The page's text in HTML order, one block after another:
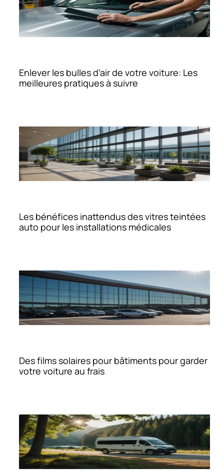
Enlever les bulles d’air de votre voiture: Les
meilleures pratiques à suivre
Les bénéfices inattendus des vitres teintées
auto pour les installations médicales
Des films solaires pour bâtiments pour garder
votre voiture au frais